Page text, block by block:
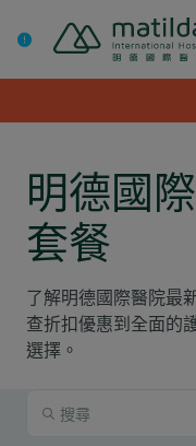
明德國
套餐
了解明德國際醫院最
查折扣優惠到全面的
選擇。